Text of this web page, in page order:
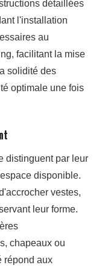
détaillées
l'installation
au
facilitant la mise
solidité des
optimale une fois
distinguent par leur
disponible.
vestes,
leur forme.
chapeaux ou
répond aux